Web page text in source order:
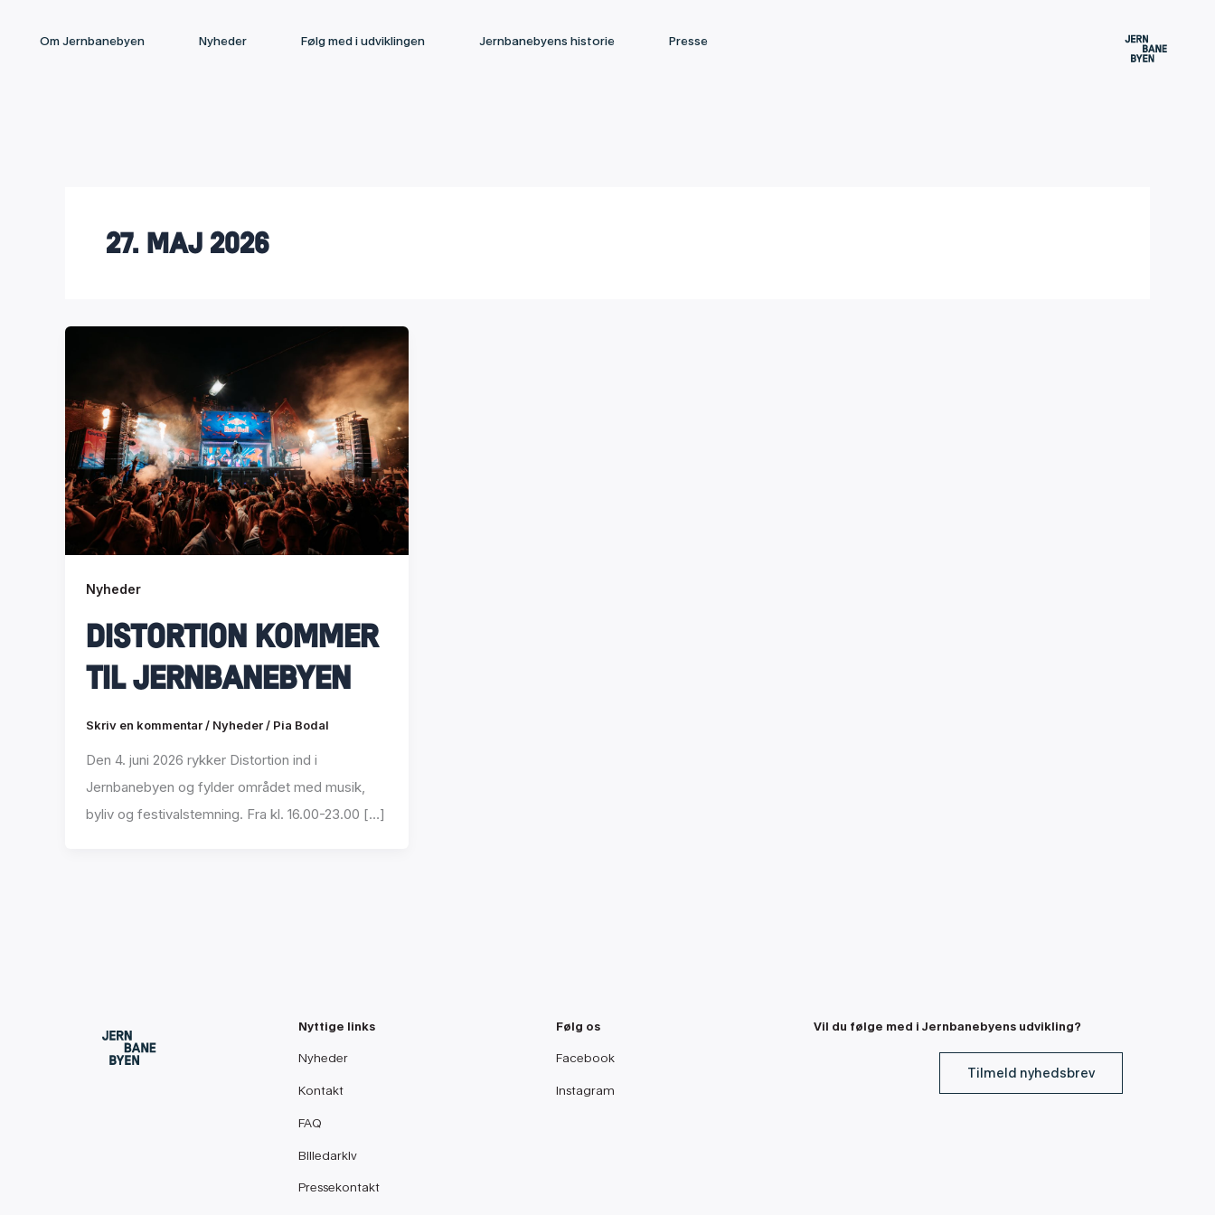
Om Jernbanebyen Nyheder Følg med i udviklingen Jernbanebyens historie Presse
27. maj 2026
Nyheder
Distortion kommer
til Jernbanebyen
Skriv en kommentar / Nyheder/ Pia Bodal
Den 4. juni 2026 rykker Distortion ind i
Jernbanebyen og fylder området med musik,
byliv og festivalstemning. Fra kl. 16.00-23.00 […]
Nyttige links
Nyheder
Kontakt
FAQ
Billedarkiv
Pressekontakt
Følg os
Facebook
Instagram
Vil du følge med i Jernbanebyens udvikling?
Tilmeld nyhedsbrev